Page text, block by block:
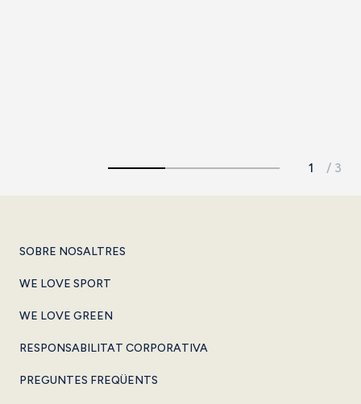
SOBRE NOSALTRES
WE LOVE SPORT
WE LOVE GREEN
RESPONSABILITAT CORPORATIVA
PREGUNTES FREQÜENTS